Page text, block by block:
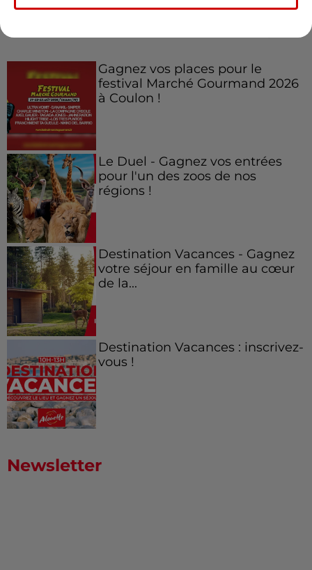
Gagnez vos places pour le
festival Marché Gourmand 2026
à Coulon !
Le Duel - Gagnez vos entrées
pour l'un des zoos de nos
régions !
Destination Vacances - Gagnez
votre séjour en famille au cœur
de la...
Destination Vacances : inscrivez-
vous !
Newsletter